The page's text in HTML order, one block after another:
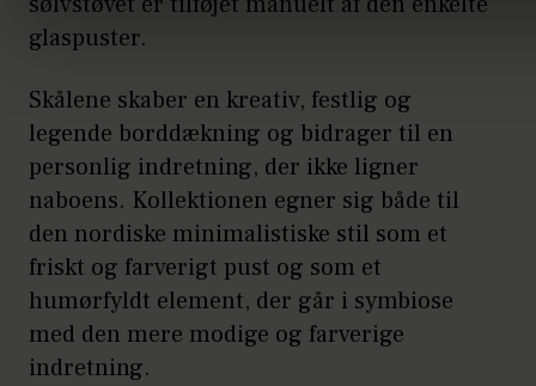
glaspuster.
Skålene skaber en kreativ, festlig og
legende borddækning og bidrager til en
personlig indretning, der ikke ligner
naboens. Kollektionen egner sig både til
den nordiske minimalistiske stil som et
friskt og farverigt pust og som et
humørfyldt element, der går i symbiose
med den mere modige og farverige
indretning.